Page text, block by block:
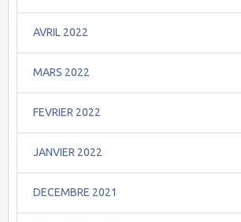
AVRIL 2022
MARS 2022
FEVRIER 2022
JANVIER 2022
DECEMBRE 2021